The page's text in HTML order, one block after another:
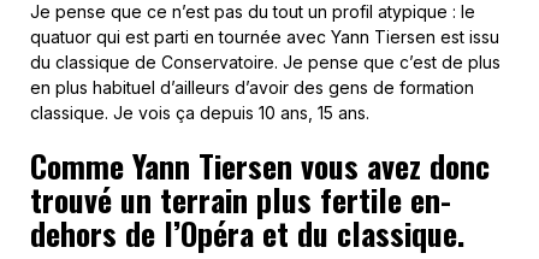
Je pense que ce n’est pas du tout un profil atypique : le
quatuor qui est parti en tournée avec Yann Tiersen est issu
du classique de Conservatoire. Je pense que c’est de plus
en plus habituel d’ailleurs d’avoir des gens de formation
classique. Je vois ça depuis 10 ans, 15 ans.
Comme Yann Tiersen vous avez donc
trouvé un terrain plus fertile en-
dehors de l’Opéra et du classique.